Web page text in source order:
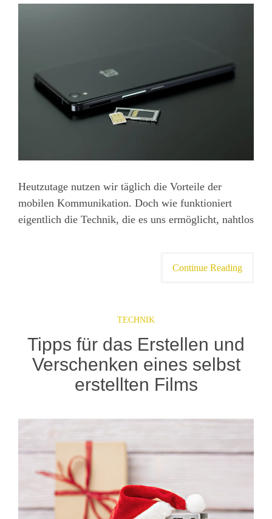
Heutzutage nutzen wir täglich die Vorteile der
mobilen Kommunikation. Doch wie funktioniert
eigentlich die Technik, die es uns ermöglicht, nahtlos
Continue Reading
TECHNIK
Tipps für das Erstellen und
Verschenken eines selbst
erstellten Films